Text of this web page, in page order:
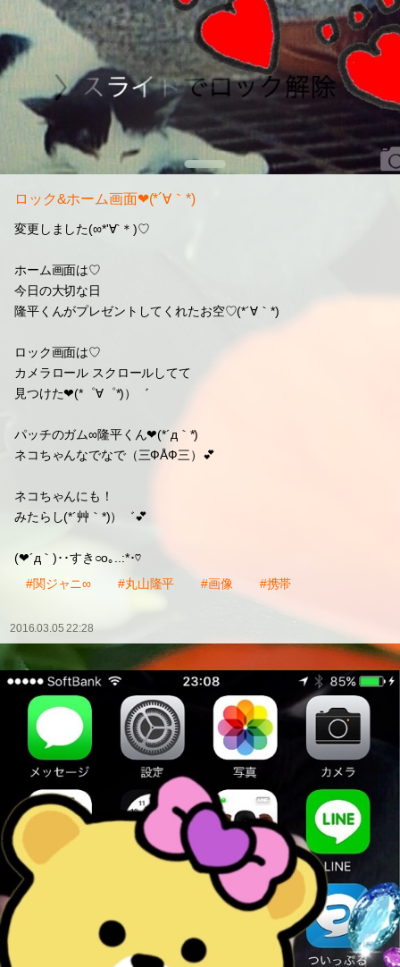
ロック&ホーム画面❤(*´∀｀*)
変更しました(∞*'∀`＊)♡
ホーム画面は♡
今日の大切な日
隆平くんがプレゼントしてくれたお空♡(*´∀｀*)
ロック画面は♡
カメラロール スクロールしてて
見つけた❤(*゜∀゜*)）゛
パッチのガム∞隆平くん❤(*´д｀*)
ネコちゃんなでなで（三ФÅФ三）💕
ネコちゃんにも！
みたらし(*´艸｀*)）゛💕
(❤´д｀)･･すき○o｡..:*･♡
#関ジャニ∞
#丸山隆平 #画像 #携帯
2016.03.05 22:28